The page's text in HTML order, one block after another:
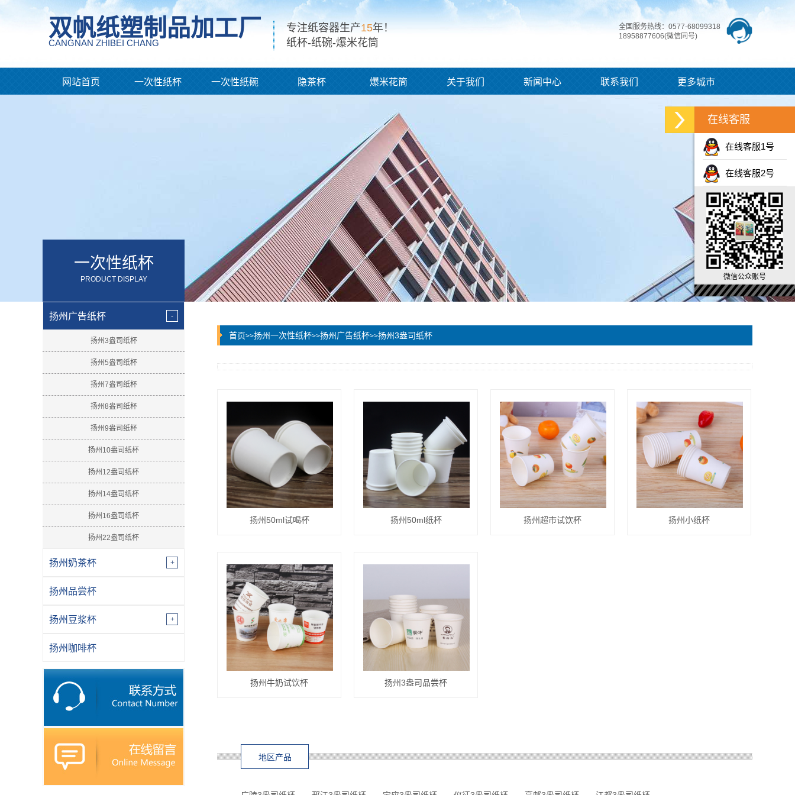
双帆纸塑制品加工厂
CANGNAN ZHIBEI CHANG
专注纸容器生产15年！
纸杯-纸碗-爆米花筒
全国服务热线：0577-68099318
18958877606(微信同号)
网站首页 一次性纸杯 一次性纸碗 隐茶杯 爆米花筒 关于我们 新闻中心 联系我们 更多城市
在线客服
在线客服1号
在线客服2号
微信公众账号
一次性纸杯
PRODUCT DISPLAY
扬州广告纸杯
扬州3盎司纸杯
扬州5盎司纸杯
扬州7盎司纸杯
扬州8盎司纸杯
扬州9盎司纸杯
扬州10盎司纸杯
扬州12盎司纸杯
扬州14盎司纸杯
扬州16盎司纸杯
扬州22盎司纸杯
扬州奶茶杯
扬州品尝杯
扬州豆浆杯
扬州咖啡杯
首页>>扬州一次性纸杯>>扬州广告纸杯>>扬州3盎司纸杯
扬州50ml试喝杯 扬州50ml纸杯 扬州超市试饮杯 扬州小纸杯
扬州牛奶试饮杯 扬州3盎司品尝杯
地区产品